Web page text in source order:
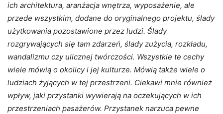
ich architektura, aranżacja wnętrza, wyposażenie, ale
przede wszystkim, dodane do oryginalnego projektu, ślady
użytkowania pozostawione przez ludzi. Ślady
rozgrywających się tam zdarzeń, ślady zużycia, rozkładu,
wandalizmu czy ulicznej twórczości. Wszystkie te cechy
wiele mówią o okolicy i jej kulturze. Mówią także wiele o
ludziach żyjących w tej przestrzeni. Ciekawi mnie również
wpływ, jaki przystanki wywierają na oczekujących w ich
przestrzeniach pasażerów. Przystanek narzuca pewne